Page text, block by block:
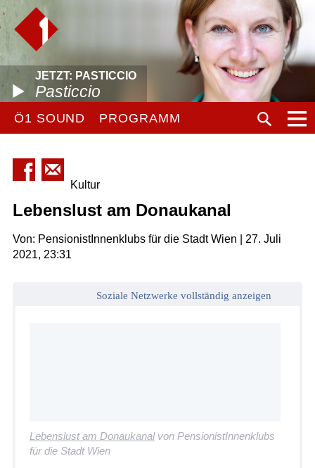
JETZT: PASTICCIO
Pasticcio
Ö1 SOUND PROGRAMM
Kultur
Lebenslust am Donaukanal
Von: PensionistInnenklubs für die Stadt Wien | 27. Juli
2021, 23:31
Soziale Netzwerke vollständig anzeigen
Lebenslust am Donaukanalvon PensionistInnenklubs
für die Stadt Wien